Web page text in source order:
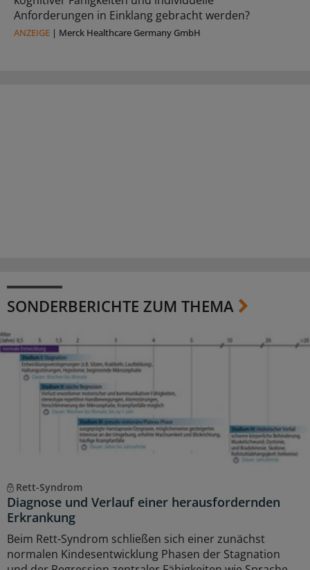
Anforderungen in Einklang gebracht werden?
ANZEIGE | Merck Healthcare Germany GmbH
SONDERBERICHTE ZUM THEMA
Rett-Syndrom
Diagnose und Verlauf einer herausfordernden
Erkrankung
Beim Rett-Syndrom schließen sich einer zunächst
normalen Kindesentwicklung Phasen der Stagnation